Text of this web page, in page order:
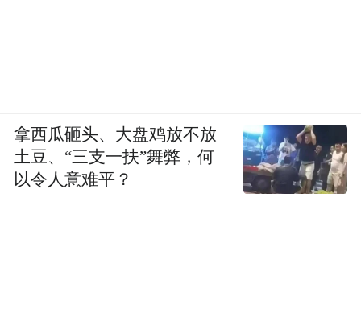
拿西瓜砸头、大盘鸡放不放
土豆、“三支一扶”舞弊，何
以令人意难平？